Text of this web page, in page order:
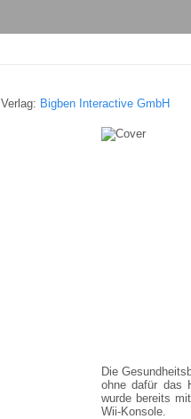
Verlag: Bigben Interactive GmbH
Die
ohne dafür das
wurde bereits
Wii-Konsole.